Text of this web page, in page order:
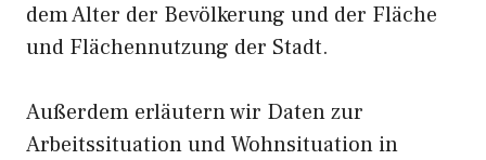
dem Alter der Bevölkerung und der Fläche
und Flächennutzung der Stadt.
Außerdem erläutern wir Daten zur
Arbeitssituation und Wohnsituation in